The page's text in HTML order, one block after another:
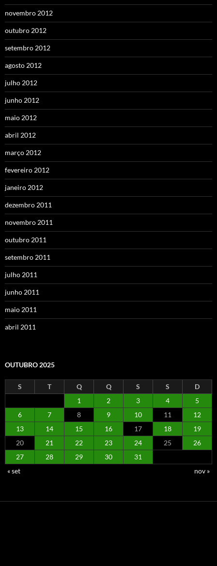
novembro 2012
outubro 2012
setembro 2012
agosto 2012
julho 2012
junho 2012
maio 2012
abril 2012
março 2012
fevereiro 2012
janeiro 2012
dezembro 2011
novembro 2011
outubro 2011
setembro 2011
julho 2011
junho 2011
maio 2011
abril 2011
OUTUBRO 2025
S T Q Q S S
D
1
2 3 4
5
6
7 8 9 10 11
12
13
14 15 16 17 18
19
20
21 22 23 24 25
26
27
28 29 30
31
« set
nov »